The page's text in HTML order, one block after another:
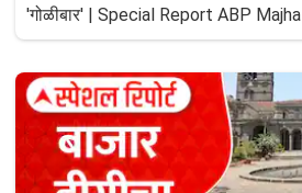
'गोळीबार' | Special Report ABP Majha